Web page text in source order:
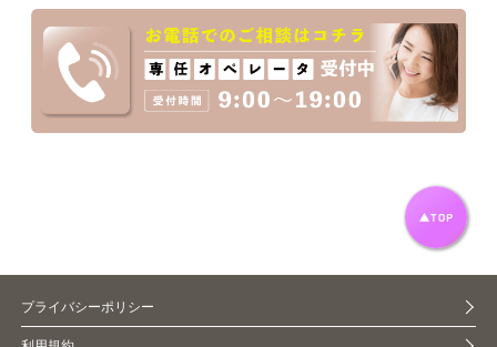
プライバシーポリシー